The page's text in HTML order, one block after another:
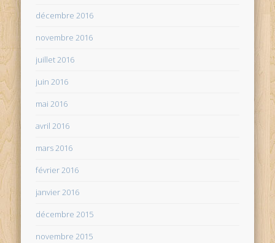
décembre 2016
novembre 2016
juillet 2016
juin 2016
mai 2016
avril 2016
mars 2016
février 2016
janvier 2016
décembre 2015
novembre 2015